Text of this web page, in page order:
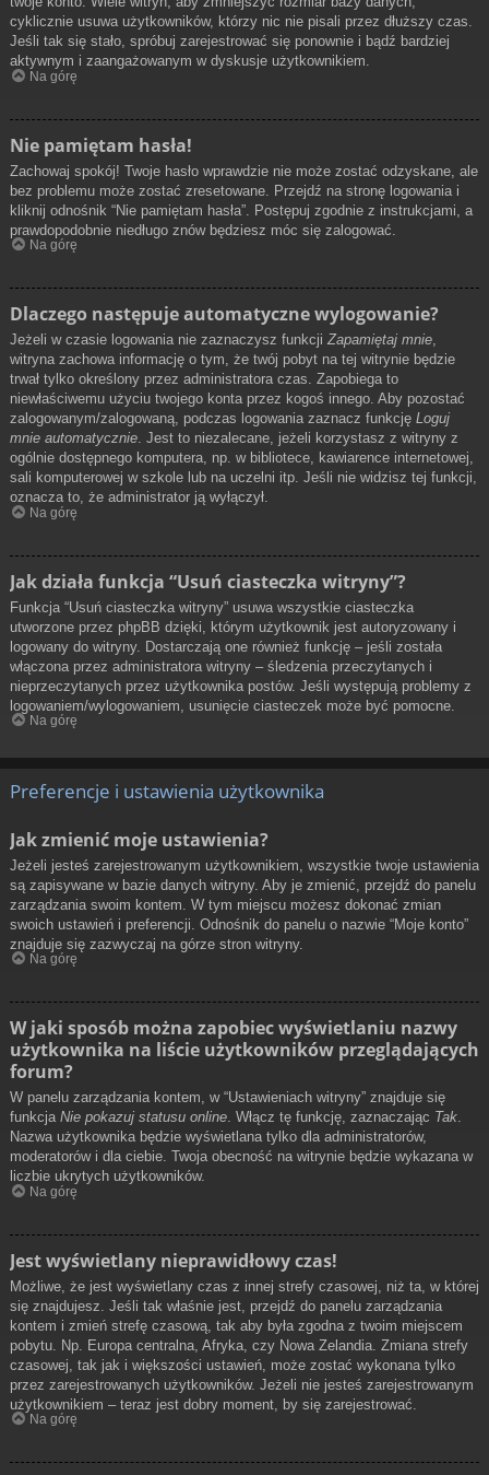
cyklicznie usuwa użytkowników, którzy nic nie pisali przez dłuższy czas.
Jeśli tak się stało, spróbuj zarejestrować się ponownie i bądź bardziej
aktywnym i zaangażowanym w dyskusje użytkownikiem.
Na górę
Nie pamiętam hasła!
Zachowaj spokój! Twoje hasło wprawdzie nie może zostać odzyskane, ale
bez problemu może zostać zresetowane. Przejdź na stronę logowania i
kliknij odnośnik “Nie pamiętam hasła”. Postępuj zgodnie z instrukcjami, a
prawdopodobnie niedługo znów będziesz móc się zalogować.
Na górę
Dlaczego następuje automatyczne wylogowanie?
Jeżeli w czasie logowania nie zaznaczysz funkcji Zapamiętaj mnie,
witryna zachowa informację o tym, że twój pobyt na tej witrynie będzie
trwał tylko określony przez administratora czas. Zapobiega to
niewłaściwemu użyciu twojego konta przez kogoś innego. Aby pozostać
zalogowanym/zalogowaną, podczas logowania zaznacz funkcję Loguj
mnie automatycznie. Jest to niezalecane, jeżeli korzystasz z witryny z
ogólnie dostępnego komputera, np. w bibliotece, kawiarence internetowej,
sali komputerowej w szkole lub na uczelni itp. Jeśli nie widzisz tej funkcji,
oznacza to, że administrator ją wyłączył.
Na górę
Jak działa funkcja “Usuń ciasteczka witryny”?
Funkcja “Usuń ciasteczka witryny” usuwa wszystkie ciasteczka
utworzone przez phpBB dzięki, którym użytkownik jest autoryzowany i
logowany do witryny. Dostarczają one również funkcję – jeśli została
włączona przez administratora witryny – śledzenia przeczytanych i
nieprzeczytanych przez użytkownika postów. Jeśli występują problemy z
logowaniem/wylogowaniem, usunięcie ciasteczek może być pomocne.
Na górę
Preferencje i ustawienia użytkownika
Jak zmienić moje ustawienia?
Jeżeli jesteś zarejestrowanym użytkownikiem, wszystkie twoje ustawienia
są zapisywane w bazie danych witryny. Aby je zmienić, przejdź do panelu
zarządzania swoim kontem. W tym miejscu możesz dokonać zmian
swoich ustawień i preferencji. Odnośnik do panelu o nazwie “Moje konto”
znajduje się zazwyczaj na górze stron witryny.
Na górę
W jaki sposób można zapobiec wyświetlaniu nazwy
użytkownika na liście użytkowników przeglądających
forum?
W panelu zarządzania kontem, w “Ustawieniach witryny” znajduje się
funkcja Nie pokazuj statusu online. Włącz tę funkcję, zaznaczając Tak.
Nazwa użytkownika będzie wyświetlana tylko dla administratorów,
moderatorów i dla ciebie. Twoja obecność na witrynie będzie wykazana w
liczbie ukrytych użytkowników.
Na górę
Jest wyświetlany nieprawidłowy czas!
Możliwe, że jest wyświetlany czas z innej strefy czasowej, niż ta, w której
się znajdujesz. Jeśli tak właśnie jest, przejdź do panelu zarządzania
kontem i zmień strefę czasową, tak aby była zgodna z twoim miejscem
pobytu. Np. Europa centralna, Afryka, czy Nowa Zelandia. Zmiana strefy
czasowej, tak jak i większości ustawień, może zostać wykonana tylko
przez zarejestrowanych użytkowników. Jeżeli nie jesteś zarejestrowanym
użytkownikiem – teraz jest dobry moment, by się zarejestrować.
Na górę